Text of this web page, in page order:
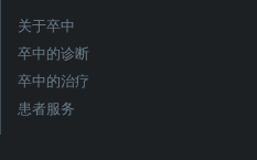
关于卒中
卒中的诊断
卒中的治疗
患者服务